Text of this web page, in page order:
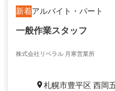
新着アルバイト・パート
一般作業スタッフ
株式会社リベラル 月寒営業所
札幌市豊平区 西岡